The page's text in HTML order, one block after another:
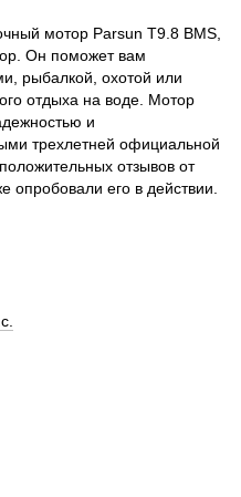
мотор Parsun T9.8 BMS,
Он поможет вам
рыбалкой, охотой или
отдыха на воде. Мотор
и
трехлетней официальной
отзывов от
опробовали его в действии.